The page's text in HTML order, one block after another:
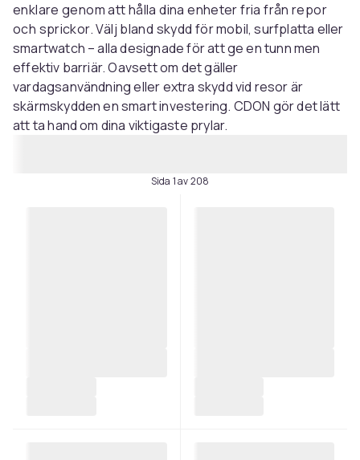
enklare genom att hålla dina enheter fria från repor
och sprickor. Välj bland skydd för mobil, surfplatta eller
smartwatch – alla designade för att ge en tunn men
effektiv barriär. Oavsett om det gäller
vardagsanvändning eller extra skydd vid resor är
skärmskydden en smart investering. CDON gör det lätt
att ta hand om dina viktigaste prylar.
Sida 1 av 208